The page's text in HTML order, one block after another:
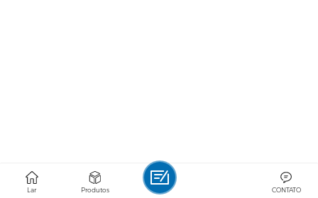
Lar Produtos CONTATO